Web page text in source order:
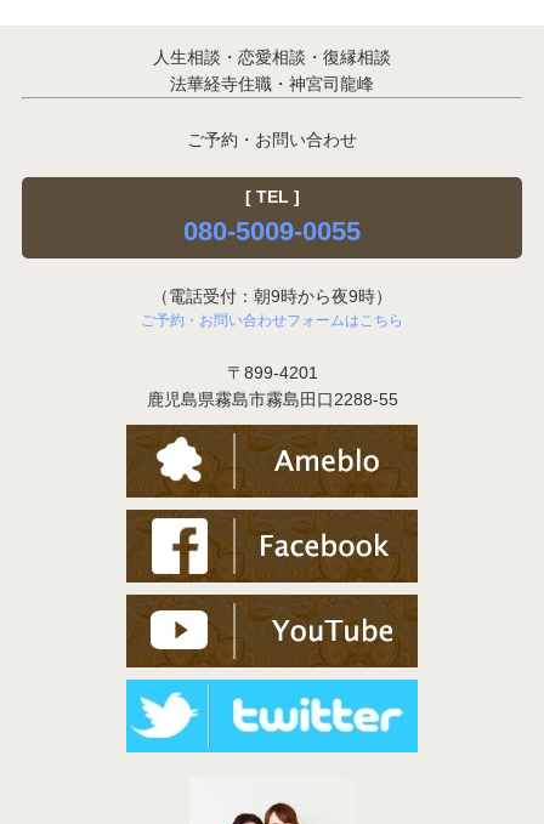
人生相談・恋愛相談・復縁相談
法華経寺住職・神宮司龍峰
ご予約・お問い合わせ
[ TEL ]
080-5009-0055
（電話受付：朝9時から夜9時）
ご予約・お問い合わせフォームはこちら
〒899-4201
鹿児島県霧島市霧島田口2288-55